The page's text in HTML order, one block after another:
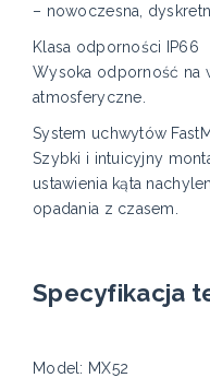
– nowoczesna,
Klasa odporności IP66
Wysoka odporność na
atmosferyczne.
System uchwytów
Szybki i intuicyjny
ustawienia kąta
opadania z czasem.
Specyfikacja
Model: MX52